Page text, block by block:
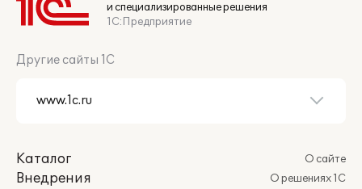
и специализированные решения
1С:Предприятие
Другие сайты 1С
Каталог
Внедрения
О сайте
О решениях 1С